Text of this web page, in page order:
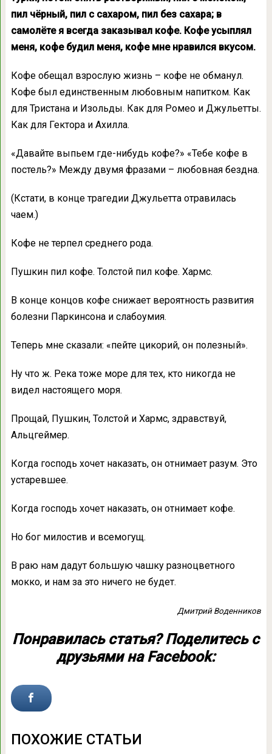
пил чёрный, пил с сахаром, пил без сахара; в
самолёте я всегда заказывал кофе. Кофе усыплял
меня, кофе будил меня, кофе мне нравился вкусом.
Кофе обещал взрослую жизнь – кофе не обманул.
Кофе был единственным любовным напитком. Как
для Тристана и Изольды. Как для Ромео и Джульетты.
Как для Гектора и Ахилла.
«Давайте выпьем где-нибудь кофе?» «Тебе кофе в
постель?» Между двумя фразами – любовная бездна.
(Кстати, в конце трагедии Джульетта отравилась
чаем.)
Кофе не терпел среднего рода.
Пушкин пил кофе. Толстой пил кофе. Хармс.
В конце концов кофе снижает вероятность развития
болезни Паркинсона и слабоумия.
Теперь мне сказали: «пейте цикорий, он полезный».
Ну что ж. Река тоже море для тех, кто никогда не
видел настоящего моря.
Прощай, Пушкин, Толстой и Хармс, здравствуй,
Альцгеймер.
Когда господь хочет наказать, он отнимает разум. Это
устаревшее.
Когда господь хочет наказать, он отнимает кофе.
Но бог милостив и всемогущ.
В раю нам дадут большую чашку разноцветного
мокко, и нам за это ничего не будет.
Дмитрий Воденников
Понравилась статья? Поделитесь с
друзьями на Facebook:
ПОХОЖИЕ СТАТЬИ